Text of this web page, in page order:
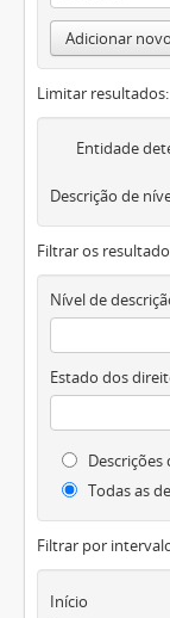
Adicionar
Limitar resultados:
Entidade
Filtrar os
Nível de
Estado dos
Todas as
Filtrar por
Início